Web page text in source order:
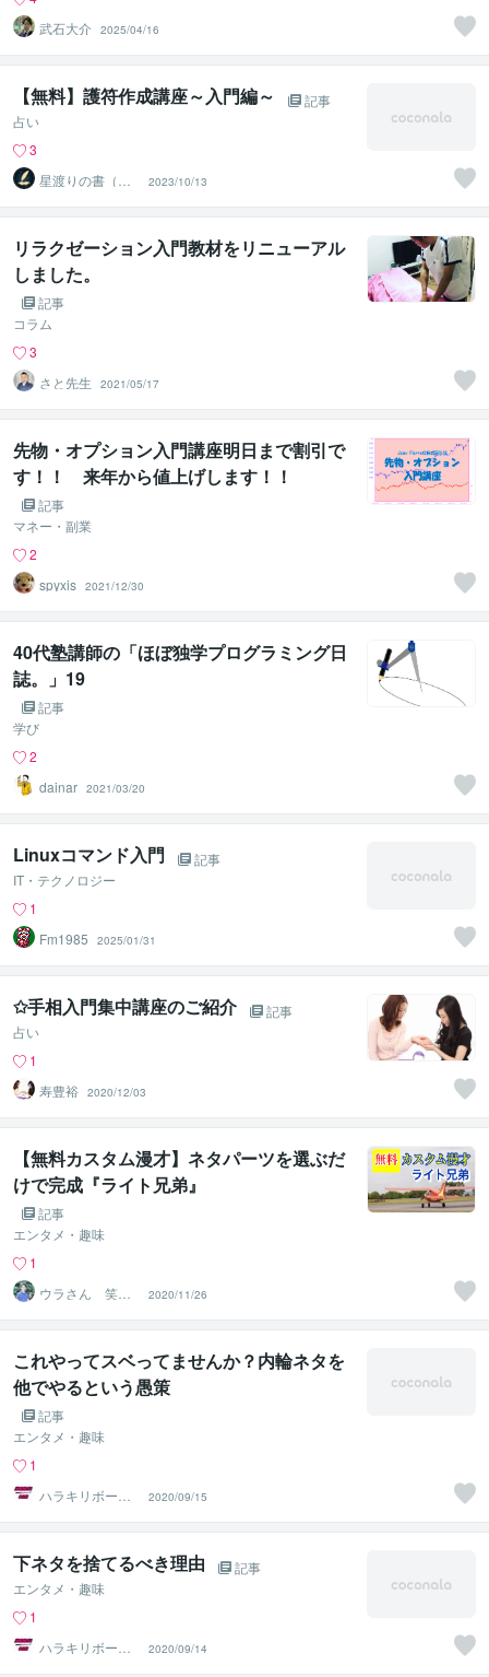
武石大介 2025/04/16
【無料】護符作成講座～入門編～
記事
占い
3
星渡りの書（ほ
しわたりのし
ょ）
2023/10/13
リラクゼーション入門教材をリニューアル
しました。
記事
コラム
3
さと先生
2021/05/17
先物・オプション入門講座明日まで割引で
す！！ 来年から値上げします！！
記事
マネー・副業
2
spyxis 2021/12/30
40代塾講師の「ほぼ独学プログラミング日
誌。」19
記事
学び
2
dainar 2021/03/20
Linuxコマンド入門
記事
IT・テクノロジー
1
Fm1985
2025/01/31
✩手相入門集中講座のご紹介
記事
占い
1
寿豊裕 2020/12/03
【無料カスタム漫才】ネタパーツを選ぶだ
けで完成『ライト兄弟』
記事
エンタメ・趣味
1
ウラさん 笑い
で返す会話力を
提供します
2020/11/26
これやってスベってませんか？内輪ネタを
他でやるという愚策
記事
エンタメ・趣味
1
ハラキリボーイ
ズ そり
2020/09/15
下ネタを捨てるべき理由
記事
エンタメ・趣味
1
ハラキリボーイ
ズ そり
2020/09/14